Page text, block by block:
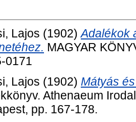
Lajos (1902)Adalékok
MAGYAR
0171
Lajos (1902) Mátyás
Athenaeum
pp. 167-178.